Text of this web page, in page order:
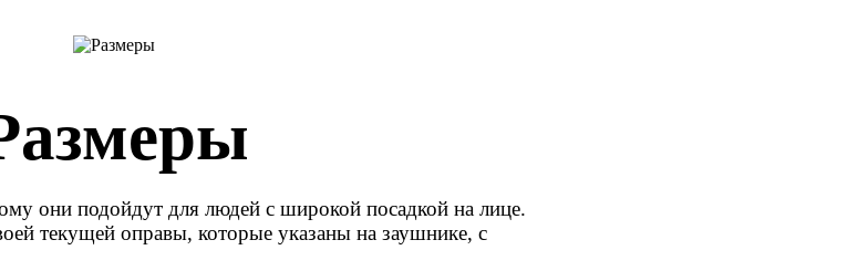
они подойдут для людей с широкой посадкой на лице.
текущей оправы, которые указаны на заушнике, с